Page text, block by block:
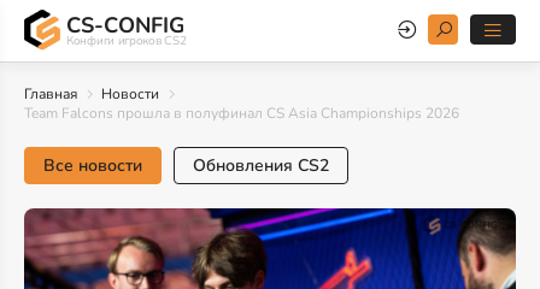
CS-CONFIG
Конфиги игроков CS2
Главная
Новости
Team Falcons прошла в полуфинал CS Asia Championships 2026
Все новости Обновления CS2